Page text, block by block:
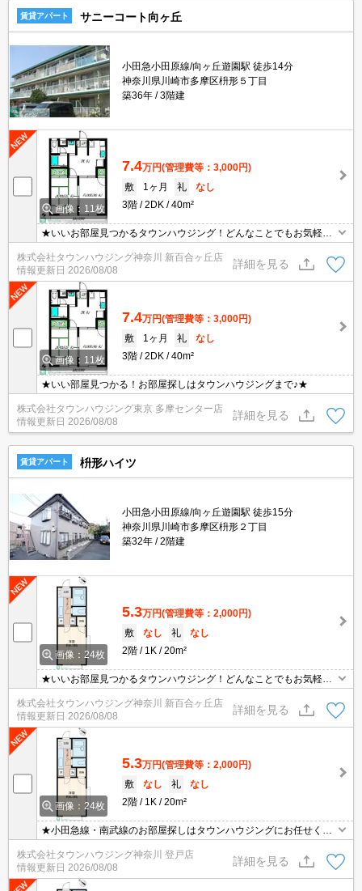
賃貸アパート サニーコート向ヶ丘
小田急小田原線/向ヶ丘遊園駅 徒歩14分
神奈川県川崎市多摩区枡形５丁目
築36年
3階建
画像：11枚
7.4万円(管理費等：3,000円)
敷
1ヶ月 礼
なし
3階
2DK 40m²
★いいお部屋見つかるタウンハウジング！どんなことでもお気軽に
ご相談ください♪★
株式会社タウンハウジング神奈川 新百合ヶ丘店
情報更新日 2026/08/08
詳細を見る
画像：11枚
7.4万円(管理費等：3,000円)
敷
1ヶ月 礼
なし
3階
2DK 40m²
★いい部屋見つかる！お部屋探しはタウンハウジングまで♪★
株式会社タウンハウジング東京 多摩センター店
情報更新日 2026/08/08
詳細を見る
賃貸アパート 枡形ハイツ
小田急小田原線/向ヶ丘遊園駅 徒歩15分
神奈川県川崎市多摩区枡形２丁目
築32年
2階建
画像：24枚
5.3万円(管理費等：2,000円)
敷
なし 礼
なし
2階
1K 20m²
★いいお部屋見つかるタウンハウジング！どんなことでもお気軽に
ご相談ください♪★
株式会社タウンハウジング神奈川 新百合ヶ丘店
情報更新日 2026/08/08
詳細を見る
画像：24枚
5.3万円(管理費等：2,000円)
敷
なし 礼
なし
2階
1K 20m²
★小田急線・南武線のお部屋探しはタウンハウジングにお任せくだ
さい★
株式会社タウンハウジング神奈川 登戸店
情報更新日 2026/08/08
詳細を見る